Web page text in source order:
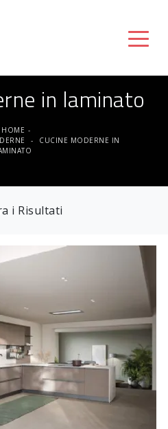
in laminato
HOME -
-
CUCINE MODERNE IN
i Risultati